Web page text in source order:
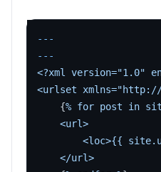
---
---
<?xml
version="1.0"
<urlset
xmlns="http://
    {
% for post in
<url>
<loc>{{
</url>